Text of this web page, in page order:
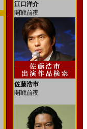
江口洋介
開戦前夜
佐藤浩市
開戦前夜